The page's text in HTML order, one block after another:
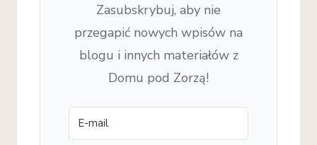
Zasubskrybuj, aby nie
przegapić nowych wpisów na
blogu i innych materiałów z
Domu pod Zorzą!